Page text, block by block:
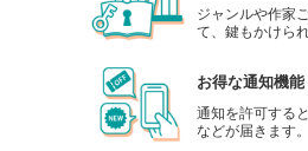
ジャンルや作家
て、鍵もかけられ
お得な通知機能
通知を許可する
などが届きます。